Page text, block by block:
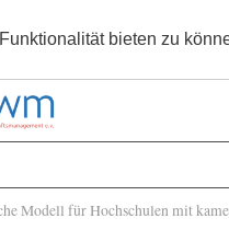
bieten zu
Modell für Hochschulen mit